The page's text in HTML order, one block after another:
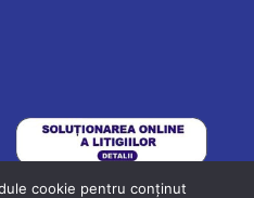
cookie pentru conținut